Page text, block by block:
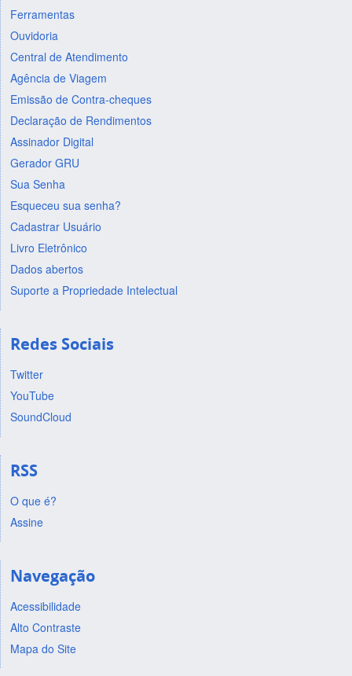
Ferramentas
Ouvidoria
Central de Atendimento
Agência de Viagem
Emissão de Contra-cheques
Declaração de Rendimentos
Assinador Digital
Gerador GRU
Sua Senha
Esqueceu sua senha?
Cadastrar Usuário
Livro Eletrônico
Dados abertos
Suporte a Propriedade Intelectual
Redes Sociais
Twitter
YouTube
SoundCloud
RSS
O que é?
Assine
Navegação
Acessibilidade
Alto Contraste
Mapa do Site